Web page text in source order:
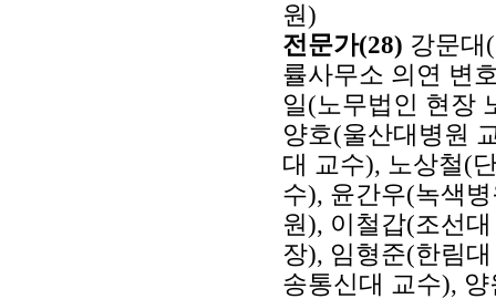
원)
전문가(28) 강문대
률사무소 의연 변
일(노무법인 현장
양호(울산대병원
대 교수), 노상철(
수), 윤간우(녹색
원), 이철갑(조선
장), 임형준(한림
송통신대 교수),